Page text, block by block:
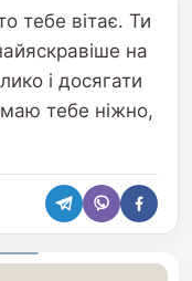
тебе вітає. Ти
на
і досягати
тебе ніжно,